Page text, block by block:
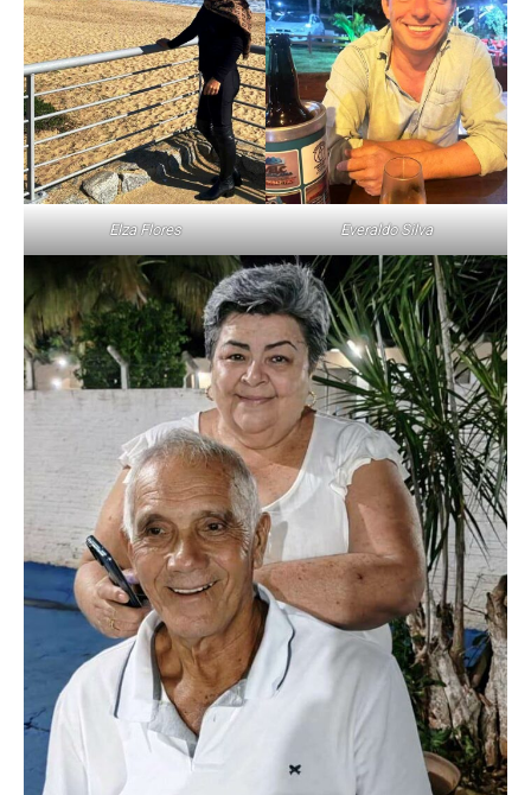
Elza Flores Everaldo Silva